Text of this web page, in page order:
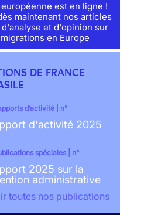
est en ligne !
maintenant nos articles
et d'opinion sur
en Europe
DE FRANCE
d’activité | n°
d'activité 2025
spéciales | n°
2025 sur la
administrative
toutes nos publications